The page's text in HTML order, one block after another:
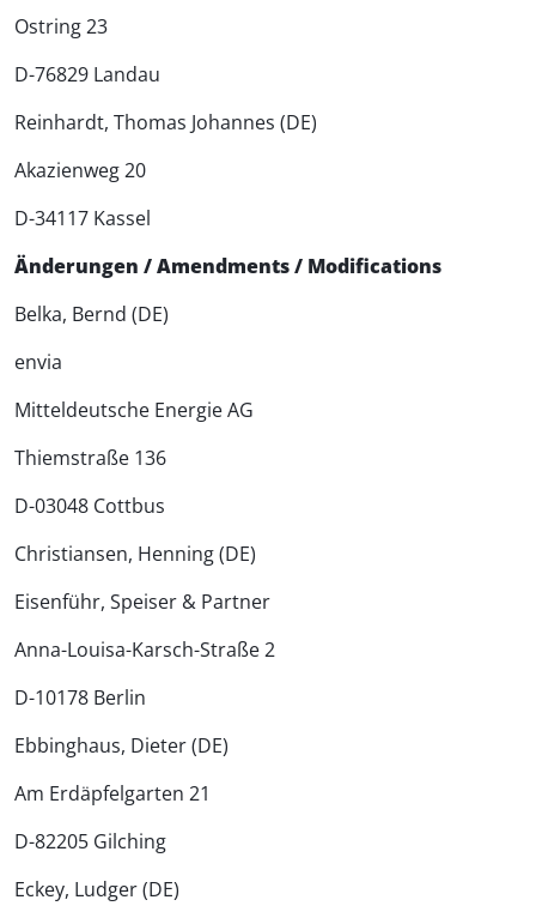
Ostring 23
D-76829 Landau
Reinhardt, Thomas Johannes (DE)
Akazienweg 20
D-34117 Kassel
Änderungen / Amendments / Modifications
Belka, Bernd (DE)
envia
Mitteldeutsche Energie AG
Thiemstraße 136
D-03048 Cottbus
Christiansen, Henning (DE)
Eisenführ, Speiser & Partner
Anna-Louisa-Karsch-Straße 2
D-10178 Berlin
Ebbinghaus, Dieter (DE)
Am Erdäpfelgarten 21
D-82205 Gilching
Eckey, Ludger (DE)